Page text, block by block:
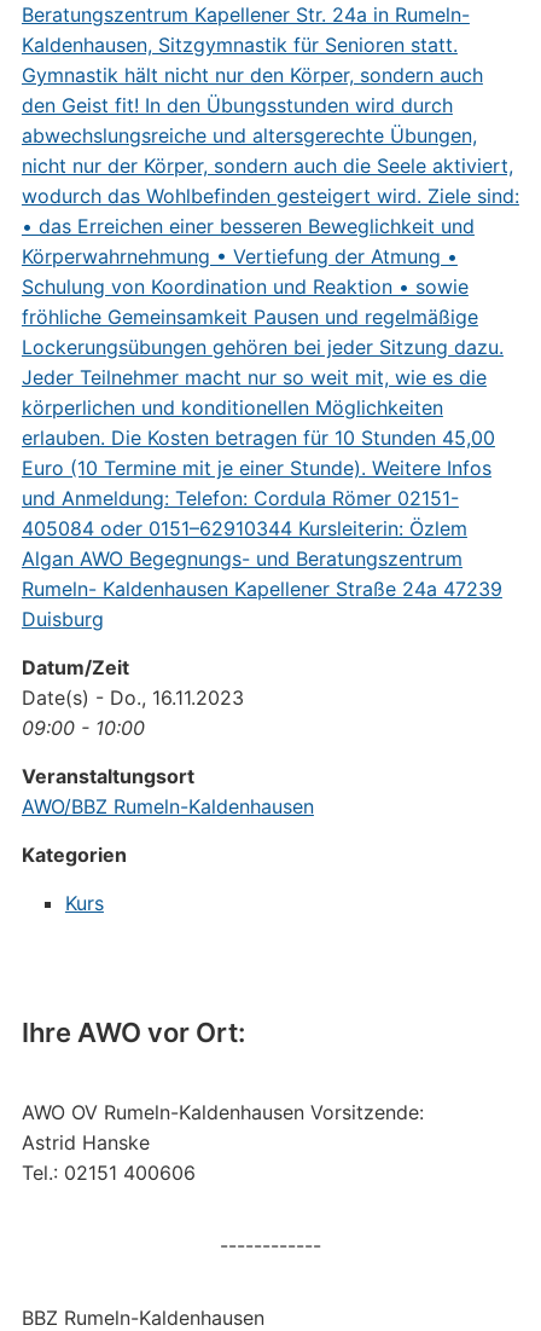
Ihre AWO vor Ort:
AWO OV Rumeln-Kaldenhausen Vorsitzende:
Astrid Hanske
Tel.: 02151 400606
------------
BBZ Rumeln-Kaldenhausen
Datum/Zeit
Date(s) - Do., 16.11.2023
09:00 - 10:00
Veranstaltungsort
AWO/BBZ Rumeln-Kaldenhausen
Kategorien
Kurs